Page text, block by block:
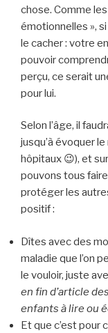
chose. Comme
émotionnelles »,
le cacher : votre
pouvoir
perçu, ce serait
pour lui.
Selon l’âge, il
jusqu’à évoquer
hôpitaux 😉), et
pouvons tous
protéger les
positif :
Dîtes avec des
maladie que l’on
le vouloir, juste
en fin d’article
enfants à lire ou
Et que c’est pour